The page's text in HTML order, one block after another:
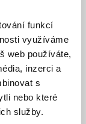
funkcí
využíváme
web používáte,
inzerci a
s
nebo které
služby.
kabel.